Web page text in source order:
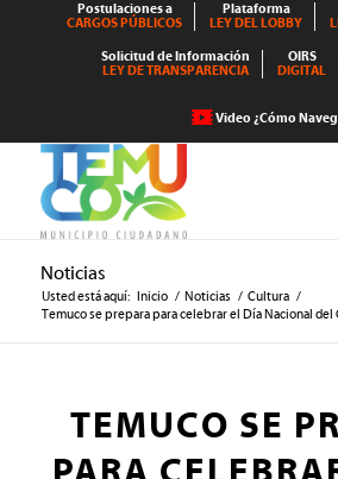
Postulaciones a
CARGOS PÚBLICOS
Plataforma
LEY DEL LOBBY
Solicitud de Información
LEY DE TRANSPARENCIA
OIRS
DIGITAL
Video ¿Cómo
Noticias
Usted está aquí: Inicio / Noticias / Cultura /
Temuco se prepara para celebrar el Día Nacional del
TEMUCO SE